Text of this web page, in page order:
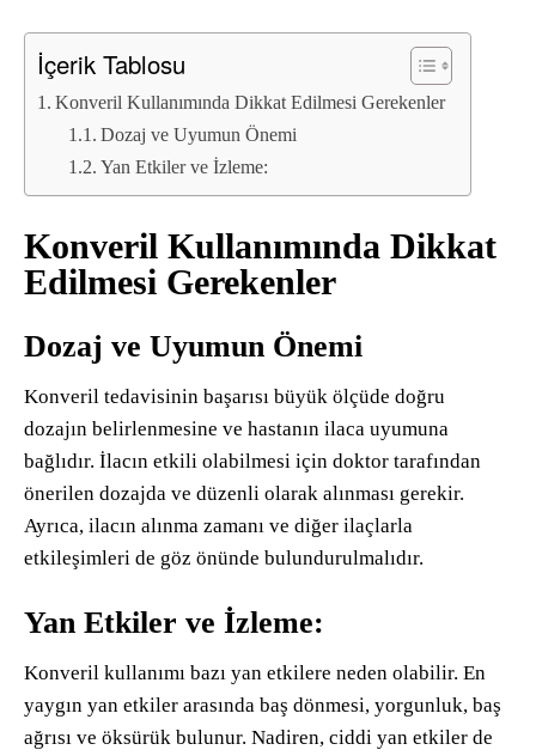
İçerik Tablosu
Konveril Kullanımında Dikkat Edilmesi Gerekenler
Dozaj ve Uyumun Önemi
Yan Etkiler ve İzleme:
Konveril Kullanımında Dikkat
Edilmesi Gerekenler
Dozaj ve Uyumun Önemi
Konveril tedavisinin başarısı büyük ölçüde doğru
dozajın belirlenmesine ve hastanın ilaca uyumuna
bağlıdır. İlacın etkili olabilmesi için doktor tarafından
önerilen dozajda ve düzenli olarak alınması gerekir.
Ayrıca, ilacın alınma zamanı ve diğer ilaçlarla
etkileşimleri de göz önünde bulundurulmalıdır.
Yan Etkiler ve İzleme:
Konveril kullanımı bazı yan etkilere neden olabilir. En
yaygın yan etkiler arasında baş dönmesi, yorgunluk, baş
ağrısı ve öksürük bulunur. Nadiren, ciddi yan etkiler de